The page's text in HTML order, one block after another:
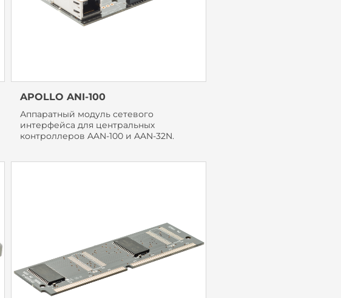
APOLLO ANI-100
Аппаратный модуль сетевого
интерфейса для центральных
контроллеров AAN-100 и AAN-32N.